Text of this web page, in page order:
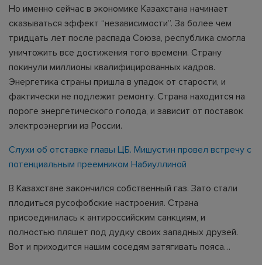
Но именно сейчас в экономике Казахстана начинает
сказываться эффект “независимости”. За более чем
тридцать лет после распада Союза, республика смогла
уничтожить все достижения того времени. Страну
покинули миллионы квалифицированных кадров.
Энергетика страны пришла в упадок от старости, и
фактически не подлежит ремонту. Страна находится на
пороге энергетического голода, и зависит от поставок
электроэнергии из России.
Слухи об отставке главы ЦБ. Мишустин провел встречу с
потенциальным преемником Набиуллиной
В Казахстане закончился собственный газ. Зато стали
плодиться русофобские настроения. Страна
присоединилась к антироссийским санкциям, и
полностью пляшет под дудку своих западных друзей.
Вот и приходится нашим соседям затягивать пояса…